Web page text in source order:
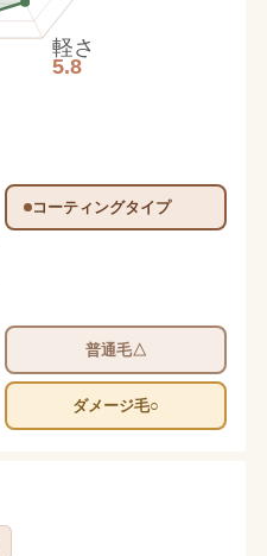
軽さ
5.8
コーティングタイプ
普通毛△
ダメージ毛○